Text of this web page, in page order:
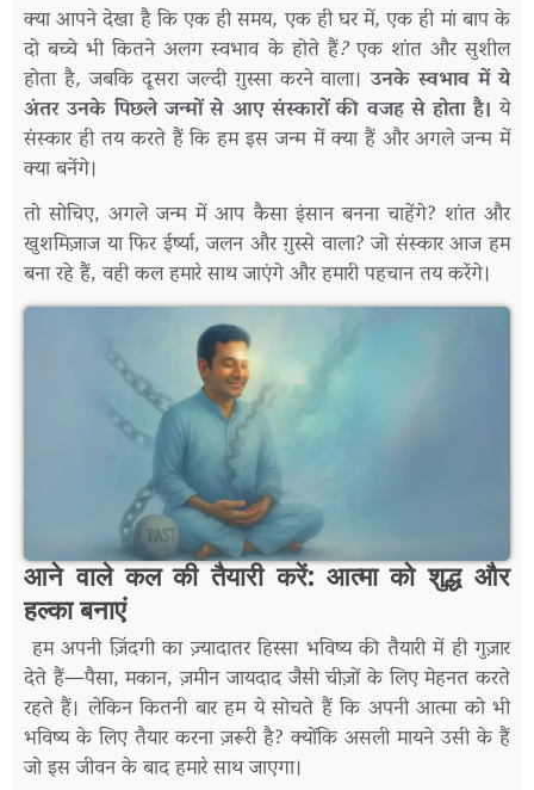
क्याआपनेदेखाहैकिएकहीसमय,एकहीघरमें,एकहीमांबापके
दो बच्चे भी कितने अलग स्वभाव के होते हैं?एक शांत और सुशील
होता है,जबकि दूसरा जल्दी ग़ुस्सा करने वाला। उनके स्वभाव में ये
अंतरउनके पिछलेजन्मोंसे आएसंस्कारोंकी वजहसे होताहै। ये
संस्कारहीतयकरतेहैंकिहमइसजन्ममेंक्याहैंऔरअगलेजन्ममें
क्याबनेंगे।
तो सोचिए,अगले जन्म में आप कैसा इंसान बनना चाहेंगे? शांत और
खुशमिज़ाजयाफिरईर्ष्या,जलनऔरग़ुस्सेवाला?जोसंस्कारआजहम
बनारहेहैं,वहीकलहमारेसाथजाएंगेऔरहमारीपहचानतयकरेंगे।
आने वाले कल की तैयारी करें: आत्मा को शुद्ध और
हल्काबनाएं
हम अपनी ज़िंदगी का ज़्यादातर हिस्सा भविष्य की तैयारी में ही गुज़ार
देतेहैं—पैसा,मकान,ज़मीनजायदादजैसीचीज़ोंकेलिएमेहनतकरते
रहते हैं। लेकिन कितनी बार हम ये सोचते हैं कि अपनी आत्मा को भी
भविष्यकेलिएतैयारकरनाज़रूरीहै?क्योंकिअसलीमायनेउसीकेहैं
जोइसजीवनकेबादहमारेसाथजाएगा।